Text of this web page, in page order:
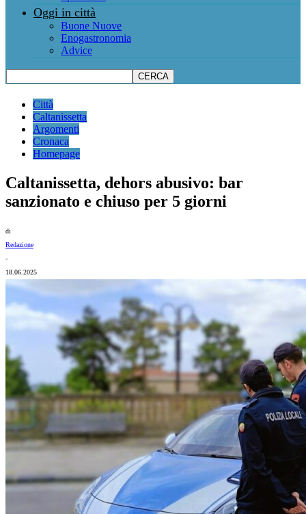
Oggi in città
Buone Nuove
Enogastronomia
Advice
Città
Caltanissetta
Argomenti
Cronaca
Homepage
Caltanissetta, dehors abusivo: bar
sanzionato e chiuso per 5 giorni
di
Redazione
-
18.06.2025